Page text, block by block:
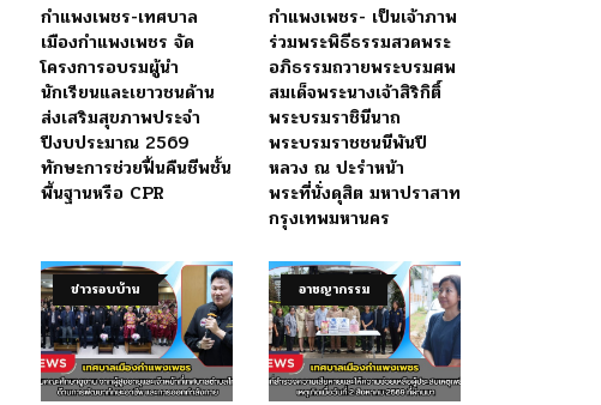
กำแพงเพชร-เทศบาล
เมืองกำแพงเพชร จัด
โครงการอบรมผู้นำ
นักเรียนและเยาวชนด้าน
ส่งเสริมสุขภาพประจำ
ปีงบประมาณ 2569
ทักษะการช่วยฟื้นคืนชีพชั้น
พื้นฐานหรือ CPR
กำแพงเพชร- เป็นเจ้าภาพ
ร่วมพระพิธีธรรมสวดพระ
อภิธรรมถวายพระบรมศพ
สมเด็จพระนางเจ้าสิริกิติ์
พระบรมราชินีนาถ
พระบรมราชชนนีพันปี
หลวง ณ ปะรำหน้า
พระที่นั่งดุสิต มหาปราสาท
กรุงเทพมหานคร
ข่าวรอบบ้าน อาชญากรรม